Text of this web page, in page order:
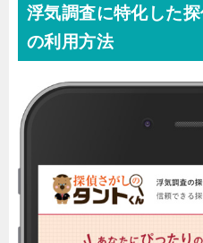
浮気調査に特化した探
の利用方法